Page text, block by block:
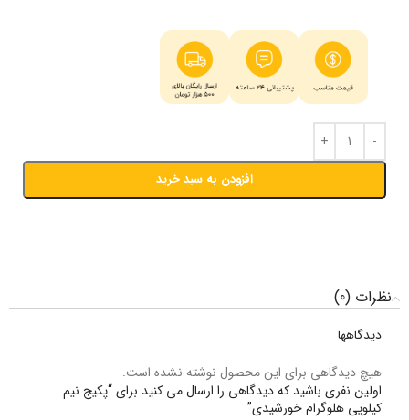
افزودن به سبد خرید
نظرات (0)
دیدگاهها
هیچ دیدگاهی برای این محصول نوشته نشده است.
اولین نفری باشید که دیدگاهی را ارسال می کنید برای “پکیج نیم
کیلویی هلوگرام خورشیدی”